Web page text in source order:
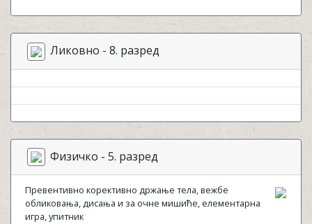
Ликовно - 8. разред
Физичко - 5. разред
Превентивно корективно држање тела, вежбе
обликовања, дисања и за очне мишиће, елементарна
игра, упитник